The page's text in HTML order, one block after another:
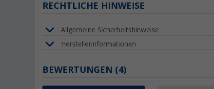
RECHTLICHE HINWEISE
Allgemeine Sicherheitshinweise
Herstellerinformationen
BEWERTUNGEN (4)